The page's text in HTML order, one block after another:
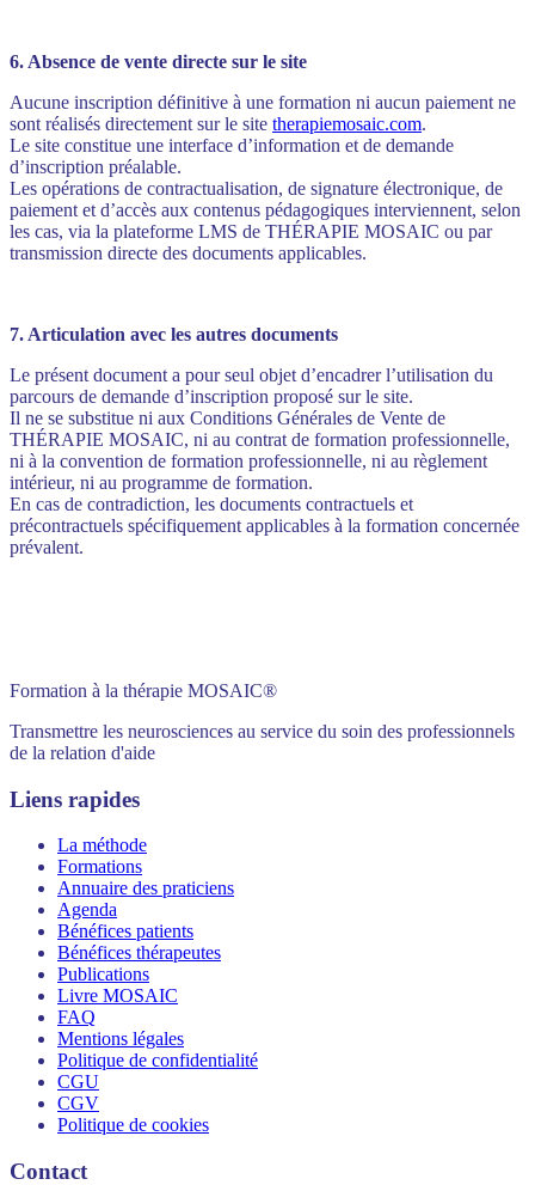
6. Absence de vente directe sur le site
Aucune inscription définitive à une formation ni aucun paiement ne
sont réalisés directement sur le site therapiemosaic.com.
Le site constitue une interface d’information et de demande
d’inscription préalable.
Les opérations de contractualisation, de signature électronique, de
paiement et d’accès aux contenus pédagogiques interviennent, selon
les cas, via la plateforme LMS de THÉRAPIE MOSAIC ou par
transmission directe des documents applicables.
7. Articulation avec les autres documents
Le présent document a pour seul objet d’encadrer l’utilisation du
parcours de demande d’inscription proposé sur le site.
Il ne se substitue ni aux Conditions Générales de Vente de
THÉRAPIE MOSAIC, ni au contrat de formation professionnelle,
ni à la convention de formation professionnelle, ni au règlement
intérieur, ni au programme de formation.
En cas de contradiction, les documents contractuels et
précontractuels spécifiquement applicables à la formation concernée
prévalent.
Formation à la thérapie MOSAIC®
Transmettre les neurosciences au service du soin des professionnels
de la relation d'aide
Liens rapides
La méthode
Formations
Annuaire des praticiens
Agenda
Bénéfices patients
Bénéfices thérapeutes
Publications
Livre MOSAIC
FAQ
Mentions légales
Politique de confidentialité
CGU
CGV
Politique de cookies
Contact